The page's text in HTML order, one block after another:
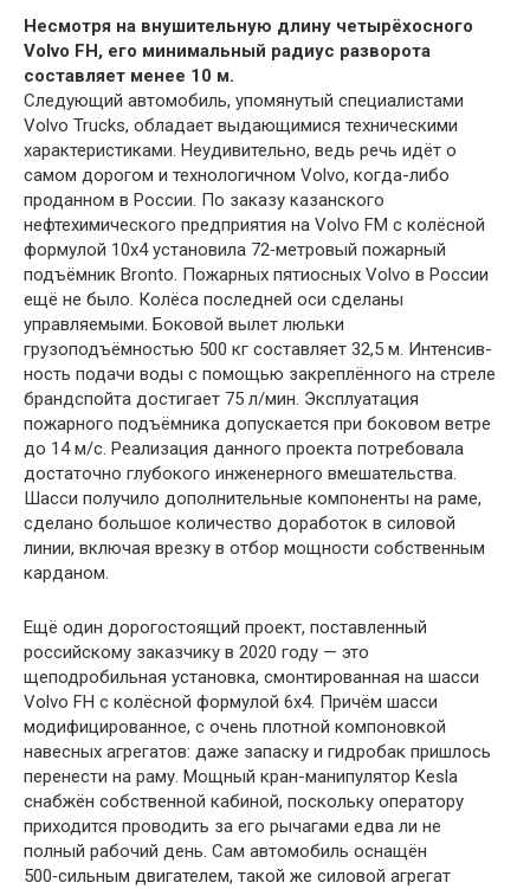
Несмотря на внушительную длину четырёхосного
Volvo FH, его минимальный радиус разворота
составляет менее 10 м.
Следующий автомобиль, упомянутый специалистами
Volvo Trucks, обладает выдающимися техническими
характеристиками. Неудивительно, ведь речь идёт о
самом дорогом и технологичном Volvo, когда-либо
проданном в России. По заказу казанского
нефтехимического предприятия на Volvo FM c колёсной
формулой 10х4 установила 72‑метровый пожарный
подъёмник Bronto. Пожарных пятиосных Volvo в России
ещё не было. Колёса последней оси сделаны
управляемыми. Боковой вылет люльки
грузоподъёмностью 500 кг составляет 32,5 м. Интенсив-
ность подачи воды с помощью закреплённого на стреле
брандспойта достигает 75 л/мин. Эксплуатация
пожарного подъёмника допускается при боковом ветре
до 14 м/c. Реализация данного проекта потребовала
достаточно глубокого инженерного вмешательства.
Шасси получило дополнительные компоненты на раме,
сделано большое количество доработок в силовой
линии, включая врезку в отбор мощности собственным
карданом.
Ещё один дорогостоящий проект, поставленный
российскому заказчику в 2020 году — это
щеподробильная установка, смонтированная на шасси
Volvo FH с колёсной формулой 6х4. Причём шасси
модифицированное, с очень плотной компоновкой
навесных агрегатов: даже запаску и гидробак пришлось
перенести на раму. Мощный кран-манипулятор Kesla
снабжён собственной кабиной, поскольку оператору
приходится проводить за его рычагами едва ли не
полный рабочий день. Сам автомобиль оснащён
500‑сильным двигателем, такой же силовой агрегат